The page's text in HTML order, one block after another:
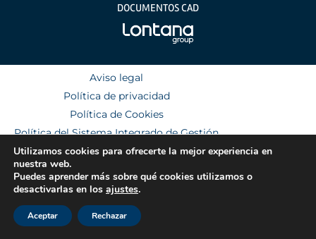
DOCUMENTOS CAD
Aviso legal
Política de privacidad
Política de Cookies
Política del Sistema Integrado de Gestión
Utilizamos cookies para ofrecerte la mejor experiencia en
nuestra web.
Puedes aprender más sobre qué cookies utilizamos o
desactivarlas en los ajustes.
Aceptar Rechazar